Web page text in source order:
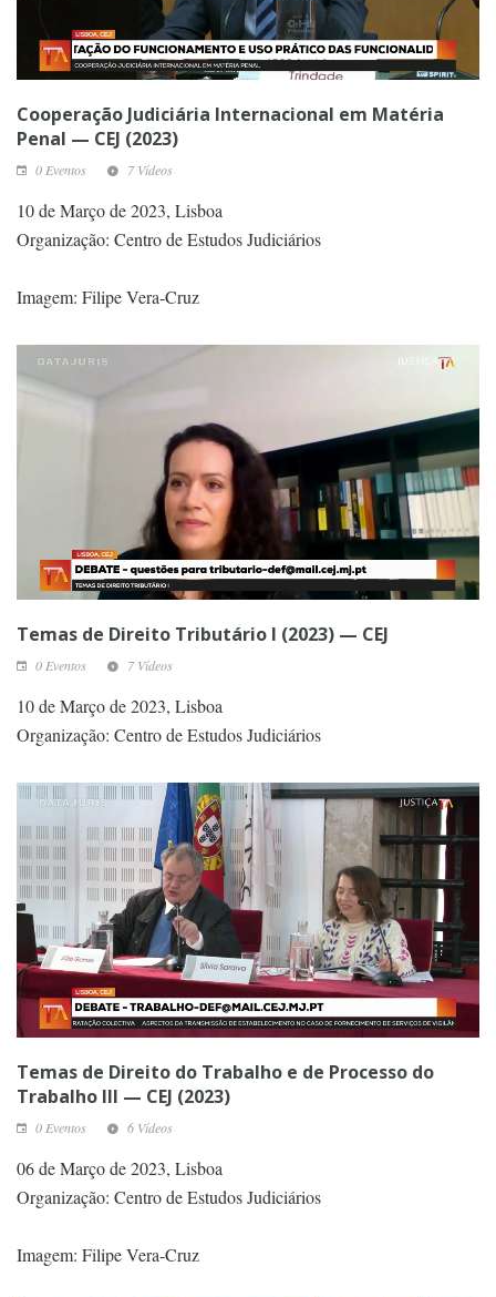
Cooperação Judiciária Internacional em Matéria
Penal — CEJ (2023)
0 Eventos 7 Vídeos
10 de Março de 2023, Lisboa
Organização: Centro de Estudos Judiciários
Imagem: Filipe Vera-Cruz
Temas de Direito Tributário I (2023) — CEJ
0 Eventos 7 Vídeos
10 de Março de 2023, Lisboa
Organização: Centro de Estudos Judiciários
Temas de Direito do Trabalho e de Processo do
Trabalho III — CEJ (2023)
0 Eventos 6 Vídeos
06 de Março de 2023, Lisboa
Organização: Centro de Estudos Judiciários
Imagem: Filipe Vera-Cruz